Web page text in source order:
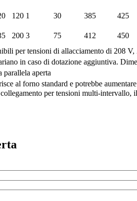
120 1 30 385
425
200 3 75 412
450
per tensioni di allacciamento di 208
in caso di dotazione aggiuntiva.
parallela aperta
al forno standard e potrebbe
per tensioni multi-intervallo,